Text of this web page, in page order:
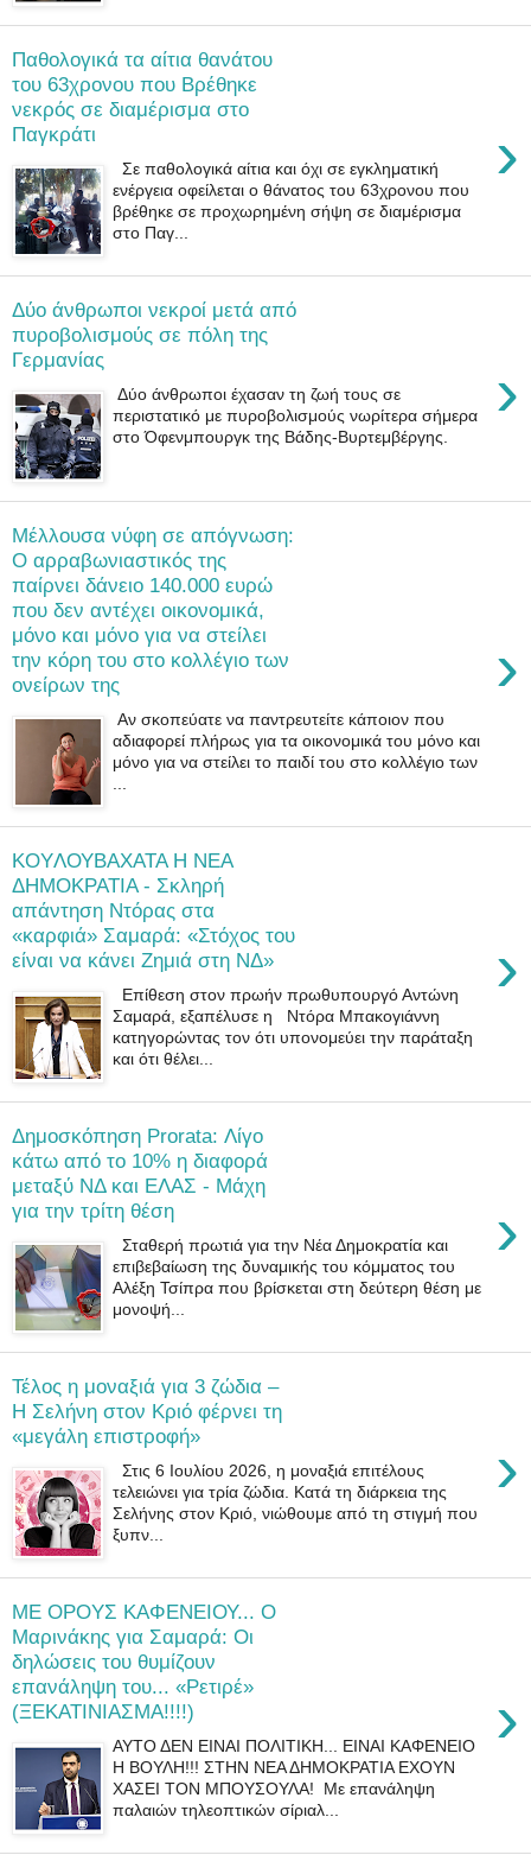
Παθολογικά τα αίτια θανάτου
του 63χρονου που Βρέθηκε
νεκρός σε διαμέρισμα στο
Παγκράτι
›
Σε παθολογικά αίτια και όχι σε εγκληματική
ενέργεια οφείλεται ο θάνατος του 63χρονου που
βρέθηκε σε προχωρημένη σήψη σε διαμέρισμα
στο Παγ...
Δύο άνθρωποι νεκροί μετά από
πυροβολισμούς σε πόλη της
Γερμανίας
›
Δύο άνθρωποι έχασαν τη ζωή τους σε
περιστατικό με πυροβολισμούς νωρίτερα σήμερα
στο Όφενμπουργκ της Βάδης-Βυρτεμβέργης.
Μέλλουσα νύφη σε απόγνωση:
Ο αρραβωνιαστικός της
παίρνει δάνειο 140.000 ευρώ
που δεν αντέχει οικονομικά,
μόνο και μόνο για να στείλει
την κόρη του στο κολλέγιο των
ονείρων της
›
Αν σκοπεύατε να παντρευτείτε κάποιον που
αδιαφορεί πλήρως για τα οικονομικά του μόνο και
μόνο για να στείλει το παιδί του στο κολλέγιο των
KOYΛΟΥΒΑΧΑΤΑ Η ΝΕΑ
ΔΗΜΟΚΡΑΤΙΑ - Σκληρή
απάντηση Ντόρας στα
«καρφιά» Σαμαρά: «Στόχος του
είναι να κάνει Zημιά στη ΝΔ»
›
Επίθεση στον πρωήν πρωθυπουργό Αντώνη
Σαμαρά, εξαπέλυσε η Ντόρα Μπακογιάννη
κατηγορώντας τον ότι υπονομεύει την παράταξη
και ότι θέλει...
Δημοσκόπηση Prorata: Λίγο
κάτω από το 10% η διαφορά
μεταξύ ΝΔ και ΕΛΑΣ - Μάχη
για την τρίτη θέση
›
Σταθερή πρωτιά για την Νέα Δημοκρατία και
επιβεβαίωση της δυναμικής του κόμματος του
Αλέξη Τσίπρα που βρίσκεται στη δεύτερη θέση με
μονοψή...
Τέλος η μοναξιά για 3 ζώδια –
Η Σελήνη στον Κριό φέρνει τη
«μεγάλη επιστροφή»
›
Στις 6 Ιουλίου 2026, η μοναξιά επιτέλους
τελειώνει για τρία ζώδια. Κατά τη διάρκεια της
Σελήνης στον Κριό, νιώθουμε από τη στιγμή που
ξυπν...
ME OPOYΣ ΚΑΦΕΝΕΙΟΥ... Ο
Μαρινάκης για Σαμαρά: Οι
δηλώσεις του θυμίζουν
επανάληψη του... «Ρετιρέ»
(ΞΕΚΑΤΙΝΙΑΣΜΑ!!!!)
›
ΑΥΤΟ ΔΕΝ ΕΙΝΑΙ ΠΟΛΙΤΙΚΗ... ΕΙΝΑΙ ΚΑΦΕΝΕΙΟ
Η ΒΟΥΛΗ!!! ΣΤΗΝ ΝΕΑ ΔΗΜΟΚΡΑΤΙΑ ΕΧΟΥΝ
ΧΑΣΕΙ ΤΟΝ ΜΠΟΥΣΟΥΛΑ! Με επανάληψη
παλαιών τηλεοπτικών σίριαλ...